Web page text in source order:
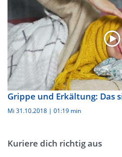
Grippe und Erkältung: Das
Mi 31.10.2018 | 01:19 min
Kuriere dich richtig aus